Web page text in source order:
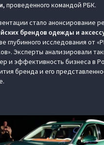
, проведенного командой РБК.
стало анонсирование
брендов одежды и
глубинного исследования от
Эксперты анализировали
и эффективность бизнеса в
бренда и его